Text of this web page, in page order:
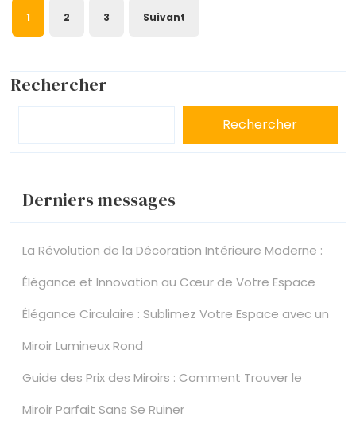
Pagination
des
publications
1 2 3 Suivant
Rechercher
Rechercher
Derniers messages
La Révolution de la Décoration Intérieure Moderne :
Élégance et Innovation au Cœur de Votre Espace
Élégance Circulaire : Sublimez Votre Espace avec un
Miroir Lumineux Rond
Guide des Prix des Miroirs : Comment Trouver le
Miroir Parfait Sans Se Ruiner